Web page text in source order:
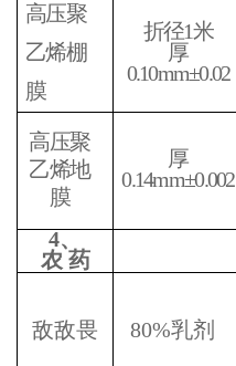
高压聚
乙烯棚
膜
折径1米
厚
0.10mm±0.02
高压聚
乙烯地
膜
厚
0.14mm±0.002
4、
农 药
敌敌畏 80%乳剂